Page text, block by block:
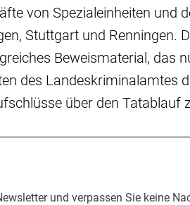
von Spezialeinheiten und
Stuttgart und Renningen.
Beweismaterial, das
des Landeskriminalamtes
über den Tatablauf
und verpassen Sie keine